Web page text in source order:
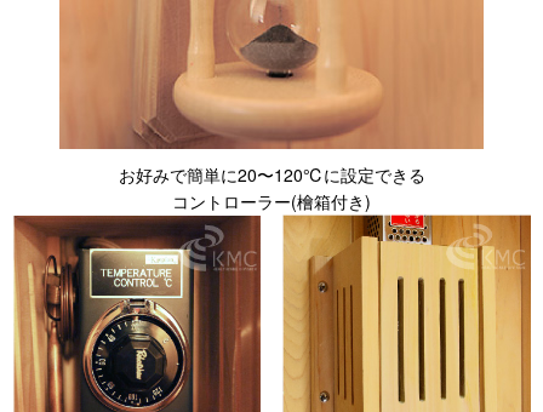
お好みで簡単に20〜120℃に設定できる
コントローラー(檜箱付き)